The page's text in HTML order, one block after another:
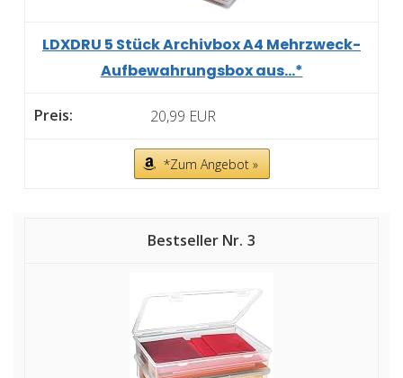
LDXDRU 5 Stück Archivbox A4 Mehrzweck-
Aufbewahrungsbox aus...*
20,99 EUR
*Zum Angebot »
3